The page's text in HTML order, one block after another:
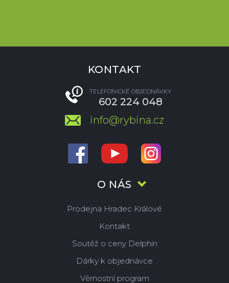
O NÁS
Prodejna Hradec Králové
Kontakt
Soutěž o ceny Delphin
Dárky k objednávce
Věrnostní program
KONTAKT
TELEFONICKÉ OBJEDNÁVKY
602 224 048
info@rybina.cz